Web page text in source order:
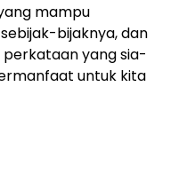
mampu
bijaknya, dan
yang sia-
untuk kita